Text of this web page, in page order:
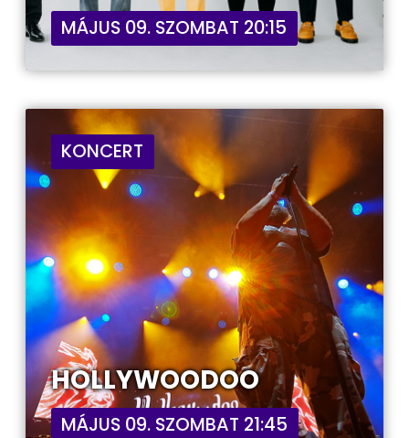
MÁJUS 09. SZOMBAT 20:15
KONCERT
HOLLYWOODOO
MÁJUS 09. SZOMBAT 21:45